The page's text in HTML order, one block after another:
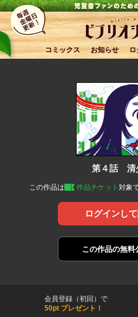
コミックス お知らせ
第４話 清
この作品は 作品チケット 対象
ログインし
この作品の無料
会員登録（初回）で
50pt プレゼント！